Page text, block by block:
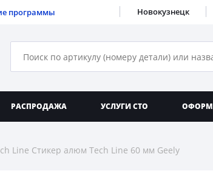
программы Новокузнецк
РАСПРОДАЖА УСЛУГИ СТО
Line Стикер алюм Tech Line 60 мм Geely